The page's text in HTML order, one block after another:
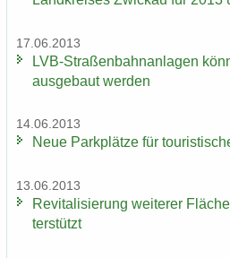
17.06.2013
LVB-​Straßenbahnanlagen
aus­ge­baut wer­den
14.06.2013
Neue Park­plät­ze für
13.06.2013
Re­vi­ta­li­sie­rung wei­te­rer
ter­stützt